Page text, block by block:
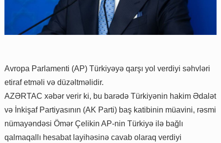
Avropa Parlamenti (AP) Türkiyəyə qarşı yol verdiyi səhvləri
etiraf etməli və düzəltməlidir.
AZƏRTAC xəbər verir ki, bu barədə Türkiyənin hakim Ədalət
və İnkişaf Partiyasının (AK Parti) baş katibinin müavini, rəsmi
nümayəndəsi Ömər Çelikin AP-nin Türkiyə ilə bağlı
qalmaqallı hesabat layihəsinə cavab olaraq verdiyi